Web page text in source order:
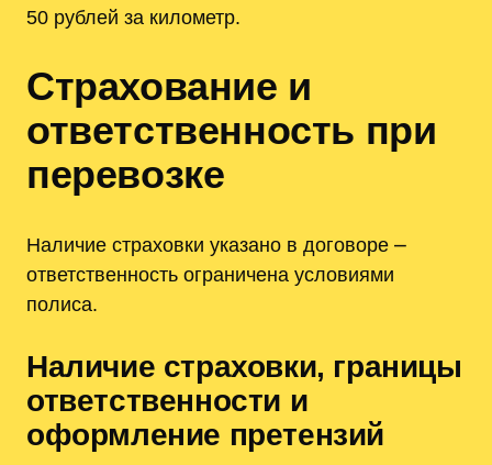
50 рублей за километр.
Страхование и
ответственность при
перевозке
Наличие страховки указано в договоре ⎼
ответственность ограничена условиями
полиса.
Наличие страховки, границы
ответственности и
оформление претензий